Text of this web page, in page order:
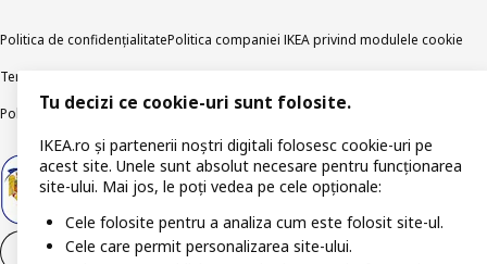
Politica de confidențialitatePolitica companiei IKEA privind modulele cookie
Termeni și Condiții
Politica de publicare responsabilăAccesibilitatea digitală
Retrage-te din contract
Tu decizi ce cookie-uri sunt folosite.
IKEA.ro și partenerii noștri digitali folosesc cookie-uri pe
acest site. Unele sunt absolut necesare pentru funcționarea
site-ului. Mai jos, le poți vedea pe cele opționale:
Cele folosite pentru a analiza cum este folosit site-ul.
Cele care permit personalizarea site-ului.